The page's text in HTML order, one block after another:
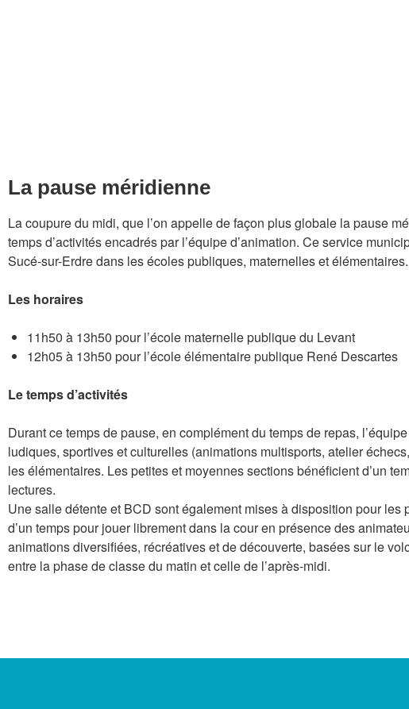
La pause méridienne
La coupure du midi, que l’on appelle de façon plus globale la pause
temps d’activités encadrés par l’équipe d’animation. Ce service
Sucé-sur-Erdre dans les écoles publiques, maternelles et élémentaires.
Les horaires
11h50 à 13h50 pour l’école maternelle publique du Levant
12h05 à 13h50 pour l’école élémentaire publique René Descartes
Le temps d’activités
Durant ce temps de pause, en complément du temps de repas,
ludiques, sportives et culturelles (animations multisports, atelier
les élémentaires. Les petites et moyennes sections bénéficient d’un
lectures.
Une salle détente et BCD sont également mises à disposition pour
d’un temps pour jouer librement dans la cour en présence des
animations diversifiées, récréatives et de découverte, basées sur le
entre la phase de classe du matin et celle de l’après-midi.